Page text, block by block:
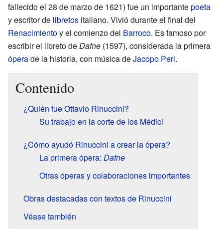
fallecido el 28 de marzo de 1621) fue un importantepoeta
y escritor de libretos italiano. Vivió durante el final del
Renacimientoy el comienzo del Barroco. Es famoso por
escribir el libreto deDafne (1597), considerada la primera
óperade la historia, con música deJacopo Peri.
Contenido
¿Quién fue Ottavio Rinuccini?
Su trabajo en la corte de los Médici
¿Cómo ayudó Rinuccini a crear la ópera?
La primera ópera: Dafne
Otras óperas y colaboraciones importantes
Obras destacadas con textos de Rinuccini
Véase también